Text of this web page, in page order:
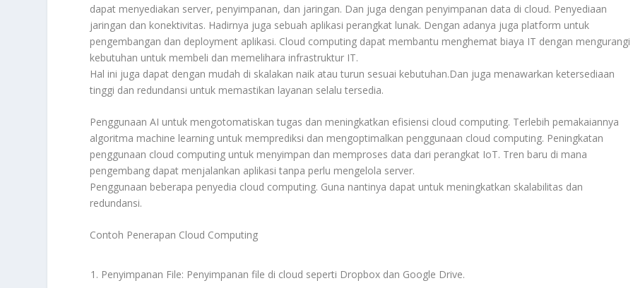
dapat menyediakan server, penyimpanan, dan jaringan. Dan juga dengan penyimpanan data di cloud. Penyediaan
jaringan dan konektivitas. Hadirnya juga sebuah aplikasi perangkat lunak. Dengan adanya juga platform untuk
pengembangan dan deployment aplikasi. Cloud computing dapat membantu menghemat biaya IT dengan mengurangi
kebutuhan untuk membeli dan memelihara infrastruktur IT.
Hal ini juga dapat dengan mudah di skalakan naik atau turun sesuai kebutuhan.Dan juga menawarkan ketersediaan
tinggi dan redundansi untuk memastikan layanan selalu tersedia.
Penggunaan AI untuk mengotomatiskan tugas dan meningkatkan efisiensi cloud computing. Terlebih pemakaiannya
algoritma machine learning untuk memprediksi dan mengoptimalkan penggunaan cloud computing. Peningkatan
penggunaan cloud computing untuk menyimpan dan memproses data dari perangkat IoT. Tren baru di mana
pengembang dapat menjalankan aplikasi tanpa perlu mengelola server.
Penggunaan beberapa penyedia cloud computing. Guna nantinya dapat untuk meningkatkan skalabilitas dan
redundansi.
Contoh Penerapan Cloud Computing
Penyimpanan File: Penyimpanan file di cloud seperti Dropbox dan Google Drive.